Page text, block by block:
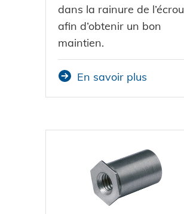
dans la rainure de l’écrou
afin d’obtenir un bon
maintien.
En savoir plus